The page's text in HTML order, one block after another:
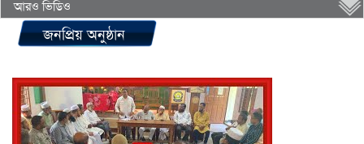
আরও ভিডিও
জনপ্রিয় অনুষ্ঠান